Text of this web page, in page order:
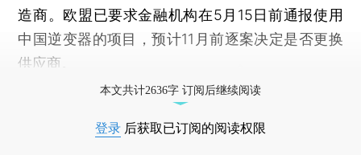
造商。欧盟已要求金融机构在5月15日前通报使用
中国逆变器的项目，预计11月前逐案决定是否更换
供应商。
本文共计2636字 订阅后继续阅读
登录 后获取已订阅的阅读权限